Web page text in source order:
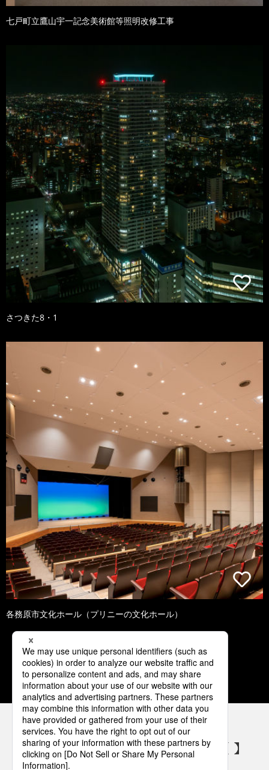
七戸町立鷹山宇一記念美術館等照明改修工事
さつきた8・1
各務原市文化ホール（プリニーの文化ホール）
1 2 3 4 5
パナソニックの電気設備 SNSアカウント